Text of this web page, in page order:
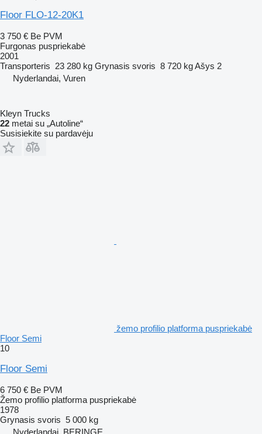
Floor FLO-12-20K1
3 750 € Be PVM
Furgonas puspriekabė
2001
Transporteris 23 280 kg Grynasis svoris 8 720 kgAšys 2
Nyderlandai, Vuren
Kleyn Trucks
22 metai su „Autoline“
Susisiekite su pardavėju
žemo profilio platforma puspriekabė
Floor Semi
10
Floor Semi
6 750 € Be PVM
Žemo profilio platforma puspriekabė
1978
Grynasis svoris 5 000 kg
Nyderlandai, BERINGE